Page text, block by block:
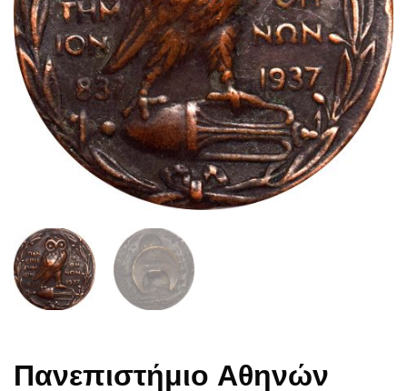
Πανεπιστήμιο Αθηνών